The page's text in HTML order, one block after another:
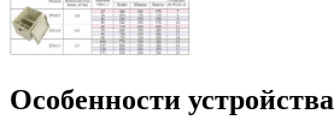
Особенности устройства